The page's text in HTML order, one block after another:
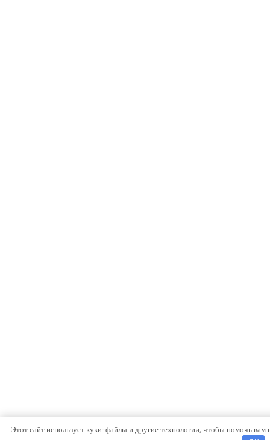
Этот сайт использует куки-файлы и другие технологии, чтобы помочь вам